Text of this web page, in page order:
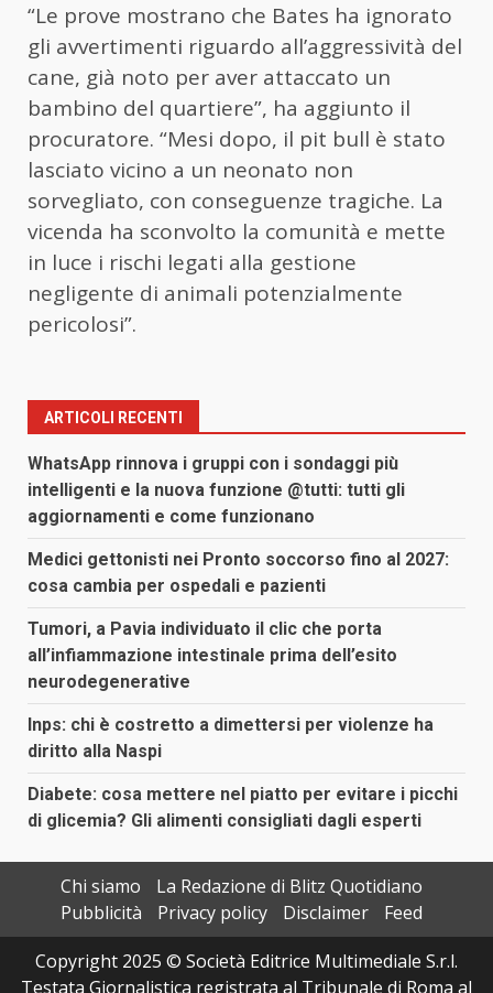
“Le prove mostrano che Bates ha ignorato
gli avvertimenti riguardo all’aggressività del
cane, già noto per aver attaccato un
bambino del quartiere”, ha aggiunto il
procuratore. “Mesi dopo, il pit bull è stato
lasciato vicino a un neonato non
sorvegliato, con conseguenze tragiche. La
vicenda ha sconvolto la comunità e mette
in luce i rischi legati alla gestione
negligente di animali potenzialmente
pericolosi”.
ARTICOLI RECENTI
WhatsApp rinnova i gruppi con i sondaggi più
intelligenti e la nuova funzione @tutti: tutti gli
aggiornamenti e come funzionano
Medici gettonisti nei Pronto soccorso fino al 2027:
cosa cambia per ospedali e pazienti
Tumori, a Pavia individuato il clic che porta
all’infiammazione intestinale prima dell’esito
neurodegenerative
Inps: chi è costretto a dimettersi per violenze ha
diritto alla Naspi
Diabete: cosa mettere nel piatto per evitare i picchi
di glicemia? Gli alimenti consigliati dagli esperti
Chi siamo
La Redazione di Blitz Quotidiano
Pubblicità
Privacy policy Disclaimer
Feed
Copyright 2025 © Società Editrice Multimediale S.r.l.
Testata Giornalistica registrata al Tribunale di Roma al